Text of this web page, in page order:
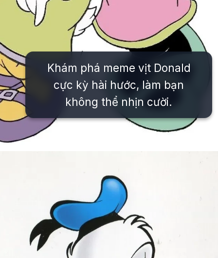
Khám phá meme vịt Donald
cực kỳ hài hước, làm bạn
không thể nhịn cười.